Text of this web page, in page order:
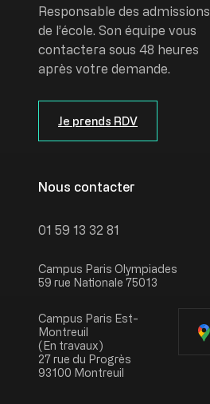
Responsable des admissions
de l’école. Son équipe vous
contactera sous 48 heures
après votre demande.
Je prends RDV
Nous contacter
01 59 13 32 81
Campus Paris Olympiades
59 rue Nationale 75013
Campus Paris Est-
Montreuil
(En travaux)
27 rue du Progrès
93100 Montreuil